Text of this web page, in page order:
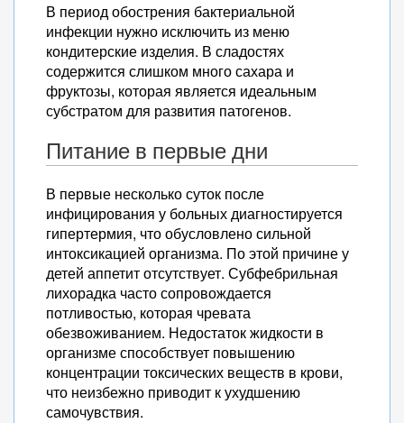
В период обострения бактериальной
инфекции нужно исключить из меню
кондитерские изделия. В сладостях
содержится слишком много сахара и
фруктозы, которая является идеальным
субстратом для развития патогенов.
Питание в первые дни
В первые несколько суток после
инфицирования у больных диагностируется
гипертермия, что обусловлено сильной
интоксикацией организма. По этой причине у
детей аппетит отсутствует. Субфебрильная
лихорадка часто сопровождается
потливостью, которая чревата
обезвоживанием. Недостаток жидкости в
организме способствует повышению
концентрации токсических веществ в крови,
что неизбежно приводит к ухудшению
самочувствия.